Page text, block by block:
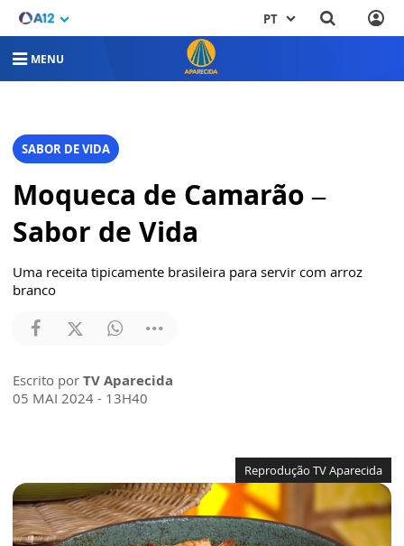
PT
MENU
SABOR DE VIDA
Moqueca de Camarão –
Sabor de Vida
Uma receita tipicamente brasileira para servir com arroz
branco
Escrito por TV Aparecida
05 MAI 2024 - 13H40
Reprodução TV Aparecida